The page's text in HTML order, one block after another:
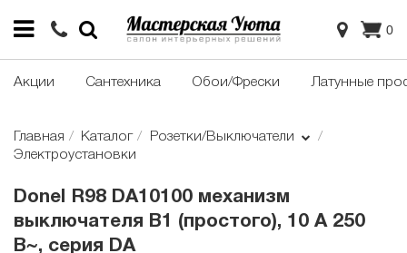
0
Акции Сантехника Обои/Фрески Латунные
Главная Каталог
Розетки/Выключатели
Электроустановки
Donel R98 DA10100 механизм
выключателя В1 (простого), 10 A 250
В~, серия DA